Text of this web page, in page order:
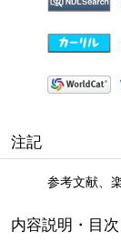
注記
参考文献、
内容説明・目次